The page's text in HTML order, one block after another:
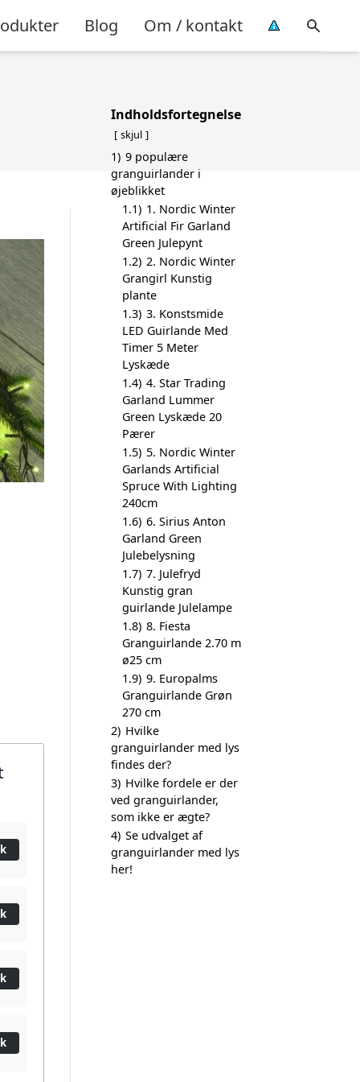
Blog Om / kontakt
Indholdsfortegnelse
skjul
1) 9 populære
granguirlander i
øjeblikket
1.1) 1. Nordic Winter
Artificial Fir Garland
Green Julepynt
1.2) 2. Nordic Winter
Grangirl Kunstig
plante
1.3) 3. Konstsmide
LED Guirlande Med
Timer 5 Meter
Lyskæde
1.4) 4. Star Trading
Garland Lummer
Green Lyskæde 20
Pærer
1.5) 5. Nordic Winter
Garlands Artificial
Spruce With Lighting
240cm
1.6) 6. Sirius Anton
Garland Green
Julebelysning
1.7) 7. Julefryd
Kunstig gran
guirlande Julelampe
1.8) 8. Fiesta
Granguirlande 2.70 m
ø25 cm
1.9) 9. Europalms
Granguirlande Grøn
270 cm
2) Hvilke
granguirlander med lys
findes der?
3) Hvilke fordele er der
ved granguirlander,
som ikke er ægte?
4) Se udvalget af
granguirlander med lys
her!